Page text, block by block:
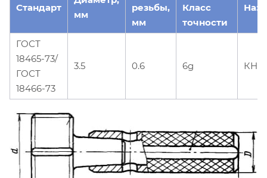
Стандарт
мм
резьбы,
мм
Класс
точности
ГОСТ
18465-73/
ГОСТ
18466-73
3.5 0.6 6g